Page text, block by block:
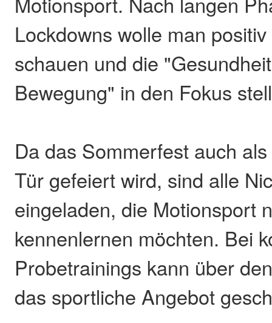
Lockdowns wolle man
schauen und die
Bewegung" in den Fokus
Da das Sommerfest auch
Tür gefeiert wird, sind alle
eingeladen, die Motionsport
kennenlernen möchten. Bei
Probetrainings kann über
das sportliche Angebot